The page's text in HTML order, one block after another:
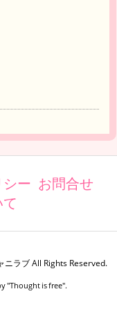
ー お問合せ
ニラブAll Rights Reserved.
"Thought is free".